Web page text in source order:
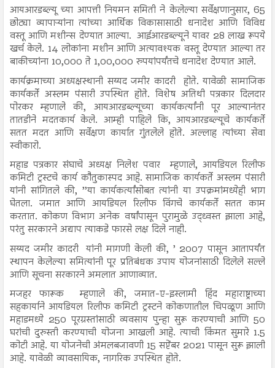
आयआरडब्ल्यू च्या आपत्ती नियमन समिती ने केलेल्या सर्वेक्षणानुसार, 65
छोट्या व्यापाऱ्यांना त्यांच्या आर्थिक विकासासाठी धनादेश आणि विविध
वस्तू आणि मशीन्स देण्यात आल्या. आईआरडब्ल्यूने यावर 28 लाख रूपये
खर्च केले. 14 लोकांना मशीन आणि अत्यावश्यक वस्तू देण्यात आल्या तर
बाकीच्यांना 10,000 ते 1,00,000 रुपयांपर्यंतचे धनादेश देण्यात आले.
कार्यक्रमाच्या अध्यक्षस्थानी सय्यद जमीर कादरी होते. यावेळी सामाजिक
कार्यकर्ते अस्लम पंसारी उपस्थित होते. विशेष अतिथी पत्रकार दिलदार
पोरकर म्हणाले की, आयआरडब्ल्यूच्या कार्यकर्त्यांनी पूर आल्यानंतर
तातडीने मदतकार्य केले. आम्ही पाहिले कि, आयआरडब्ल्यूचे कार्यकर्ते
सतत मदत आणि सर्वेक्षण कार्यात गुंतलेले होते. अल्लाह त्यांच्या सेवा
स्वीकारो.
महाड पत्रकार संघाचे अध्यक्ष निलेश पवार म्हणाले, आयडियल रिलीफ
कमिटी ट्रस्टचे कार्य कौतुकास्पद आहे. सामाजिक कार्यकर्ते अस्लम पंसारी
यांनी सांगितले की, ’’या कार्यकर्त्यांसोबत त्यांनी या उपक्रमांमध्येही भाग
घेतला. जमात आणि आयडियल रिलीफ विंगचे कार्यकर्ते सतत काम
करतात. कोकण विभाग अनेक वर्षांपासून पुरामुळे उद्ध्वस्त झाला आहे,
परंतु सरकारने अद्याप त्याकडे फारसे लक्ष दिले नाही.
सय्यद जमीर कादरी यांनी मागणी केली की, ’ 2007 पासून आतापर्यंत
स्थापन केलेल्या समित्यांनी पूर प्रतिबंधक उपाय योजनांसाठी दिलेले सल्ले
आणि सूचना सरकारने अमलात आणाव्यात.
मजहर फारूक म्हणाले की, जमात-ए-इस्लामी हिंद महाराष्ट्राच्या
सहकार्याने आयडियल रिलीफ कमिटी ट्रस्टने कोकणातील चिपळूण आणि
महाडमध्ये 250 पूरग्रस्तांसाठी व्यवसाय पुन्हा सुरू करण्याची आणि 50
घरांची दुरुस्ती करण्याची योजना आखली आहे. त्याची किंमत सुमारे 1.5
कोटी आहे. या योजनेची अंमलबजावणी 15 सप्टेंबर 2021 पासून सुरू झाली
आहे. यावेळी व्यावसायिक, नागरिक उपस्थित होते.